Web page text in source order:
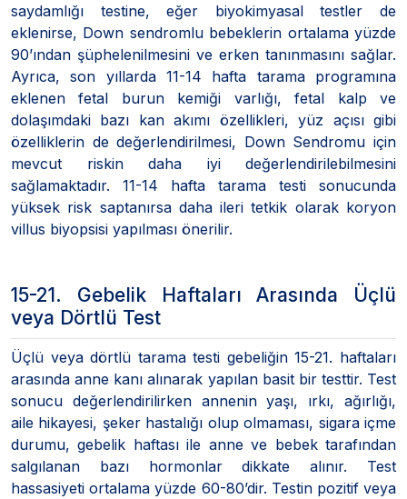
saydamlığı testine, eğer biyokimyasal testler de
eklenirse, Down sendromlu bebeklerin ortalama yüzde
90’ından şüphelenilmesini ve erken tanınmasını sağlar.
Ayrıca, son yıllarda 11-14 hafta tarama programına
eklenen fetal burun kemiği varlığı, fetal kalp ve
dolaşımdaki bazı kan akımı özellikleri, yüz açısı gibi
özelliklerin de değerlendirilmesi, Down Sendromu için
mevcut riskin daha iyi değerlendirilebilmesini
sağlamaktadır. 11-14 hafta tarama testi sonucunda
yüksek risk saptanırsa daha ileri tetkik olarak koryon
villus biyopsisi yapılması önerilir.
15-21. Gebelik Haftaları Arasında Üçlü
veya Dörtlü Test
Üçlü veya dörtlü tarama testi gebeliğin 15-21. haftaları
arasında anne kanı alınarak yapılan basit bir testtir. Test
sonucu değerlendirilirken annenin yaşı, ırkı, ağırlığı,
aile hikayesi, şeker hastalığı olup olmaması, sigara içme
durumu, gebelik haftası ile anne ve bebek tarafından
salgılanan bazı hormonlar dikkate alınır. Test
hassasiyeti ortalama yüzde 60-80’dir. Testin pozitif veya